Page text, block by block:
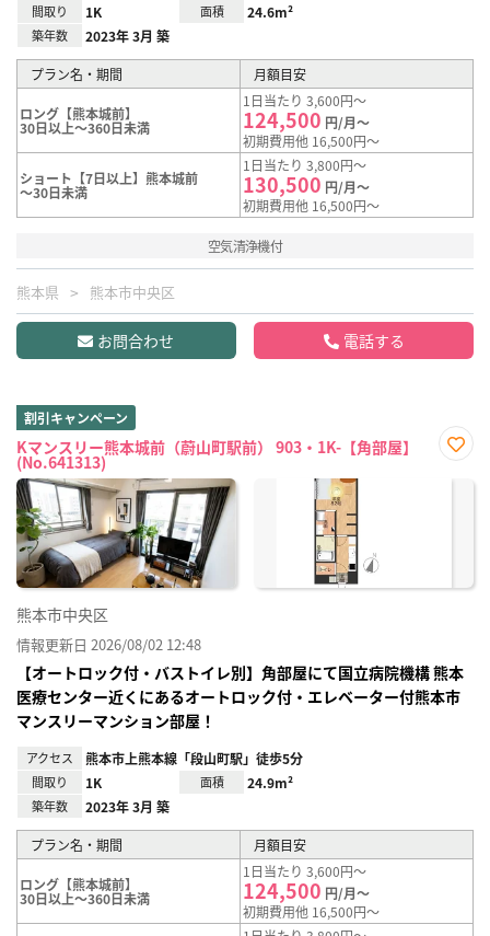
間取り 1K 面積 24.6m²
築年数 2023年 3月 築
プラン名・期間 月額目安
ロング【熊本城前】
30日以上～360日未満
1日当たり 3,600円～
124,500 円/月～
初期費用他 16,500円～
ショート【7日以上】熊本城前
～30日未満
1日当たり 3,800円～
130,500 円/月～
初期費用他 16,500円～
空気清浄機付
熊本県 熊本市中央区
お問合わせ 電話する
割引キャンペーン
Kマンスリー熊本城前（蔚山町駅前） 903・1K-【角部屋】
(No.641313)
に入
熊本市中央区
情報更新日 2026/08/02 12:48
【オートロック付・バストイレ別】角部屋にて国立病院機構 熊本
医療センター近くにあるオートロック付・エレベーター付熊本市
マンスリーマンション部屋！
アクセス 熊本市上熊本線「段山町駅」徒歩5分
間取り 1K 面積 24.9m²
築年数 2023年 3月 築
プラン名・期間 月額目安
ロング【熊本城前】
30日以上～360日未満
1日当たり 3,600円～
124,500 円/月～
初期費用他 16,500円～